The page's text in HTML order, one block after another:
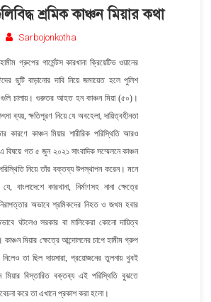
শ্রমিক কাঞ্চন মিয়ার কথা
Sarbojonkotha
গ্রুপের গার্মেন্টস কারখানা ক্রিয়েটিভ ওয়ানের
ছুটি বাড়ানোর দাবি নিয়ে জমায়েত হলে পুলিশ
চালায়। গুরুতর আহত হন কাঞ্চন মিয়া (৫০)।
ব্যয়, ক্ষতিপূরণ নিয়ে যে অবহেলা, দায়িত্বহীনতা
কারণে কাঞ্চন মিয়ার শারীরিক পরিস্থিতি আরও
বিষয়ে গত ৫ জুন ২০২১ সাংবাদিক সম্মেলনে কাঞ্চন
নিয়ে তাঁর বক্তব্য উপস্থাপন করেন। মনে
বাংলাদেশে কারখানা, নির্মাণসহ নানা ক্ষেত্রে
অভাবে শ্রমিকদের নিহত ও জখম হবার
ঘটলেও সরকার বা মালিকেরা কোনো দায়িত্ব
কাঞ্চন মিয়ার ক্ষেত্রে আন্দোলনের চাপে হামীম গ্রুপ
নিলেও তা ছিল দায়সারা, প্রয়োজনের তুলনায় খুবই
মিয়ার বিস্তারিত বক্তব্য এই পরিস্থিতি বুঝতে
করে তা এখানে প্রকাশ করা হলো।